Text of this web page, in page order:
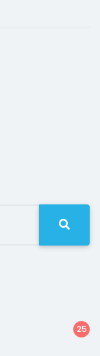
25